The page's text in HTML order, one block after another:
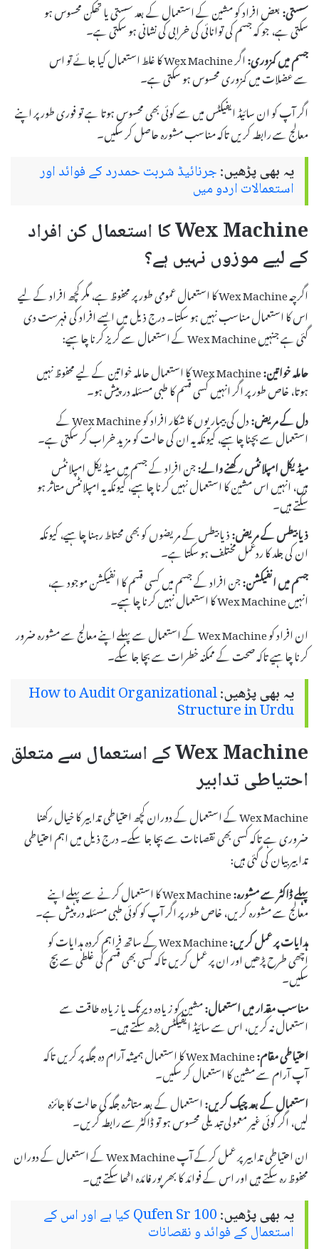
سستی:بعض افراد کو مشین کے استعمال کے بعد سستی یا تھکن محسوس ہو
سکتی ہے، جو کہ جسم کی توانائی کی خرابی کی نشانی ہو سکتی ہے۔
جسم میں کمزوری:
اگر Wex Machine کا غلط استعمال کیا جائے تو اس
سے عضلات میں کمزوری محسوس ہو سکتی ہے۔
اگر آپ کو ان سائیڈ ایفیکٹس میں سے کوئی بھی محسوس ہوتا ہے تو فوری طور پر اپنے
معالج سے رابطہ کریں تاکہ مناسب مشورہ حاصل کر سکیں۔
یہ بھی پڑھیں:جرنائیڈ شربت حمدرد کے فوائد اور
استعمالات اردو میں
Wex Machine کا استعمال کن افراد
کے لیے موزوں نہیں ہے؟
اگرچہ Wex Machine کا استعمال عمومی طور پر محفوظ ہے، مگر کچھ افراد کے لیے
اس کا استعمال مناسب نہیں ہو سکتا۔ درج ذیل میں ایسے افراد کی فہرست دی
گئی ہے جنہیں Wex Machine کے استعمال سے گریز کرنا چاہیے:
حاملہ خواتین:
Wex Machine کا استعمال حاملہ خواتین کے لیے محفوظ نہیں
ہوتا، خاص طور پر اگر انہیں کسی قسم کا طبی مسئلہ درپیش ہو۔
دل کے مریض:
دل کی بیماریوں کا شکار افراد کو Wex Machine کے
استعمال سے بچنا چاہیے، کیونکہ یہ ان کی حالت کو مزید خراب کر سکتی ہے۔
میڈیکل امپلانٹس رکھنے والے:جن افراد کے جسم میں میڈیکل امپلانٹس
ہیں، انہیں اس مشین کا استعمال نہیں کرنا چاہیے، کیونکہ یہ امپلانٹس متاثر ہو
سکتے ہیں۔
ذیابیطس کے مریض:ذیابیطس کے مریضوں کو بھی محتاط رہنا چاہیے، کیونکہ
ان کی جلد کا ردعمل مختلف ہو سکتا ہے۔
جسم میں انفیکشن:جن افراد کے جسم میں کسی قسم کا انفیکشن موجود ہے،
انہیں Wex Machine کا استعمال نہیں کرنا چاہیے۔
ان افراد کو Wex Machine کے استعمال سے پہلے اپنے معالج سے مشورہ ضرور
کرنا چاہیے تاکہ صحت کے ممکنہ خطرات سے بچا جا سکے۔
یہ بھی پڑھیں:How to Audit Organizational
Structure in Urdu
Wex Machine کے استعمال سے متعلق
احتیاطی تدابیر
Wex Machine کے استعمال کے دوران کچھ احتیاطی تدابیر کا خیال رکھنا
ضروری ہے تاکہ کسی بھی نقصانات سے بچا جا سکے۔ درج ذیل میں اہم احتیاطی
تدابیر بیان کی گئی ہیں:
پہلے ڈاکٹر سے مشورہ:
Wex Machine کا استعمال کرنے سے پہلے اپنے
معالج سے مشورہ کریں، خاص طور پر اگر آپ کو کوئی طبی مسئلہ درپیش ہے۔
ہدایات پر عمل کریں:
Wex Machine کے ساتھ فراہم کردہ ہدایات کو
اچھی طرح پڑھیں اور ان پر عمل کریں تاکہ کسی بھی قسم کی غلطی سے بچ
سکیں۔
مناسب مقدار میں استعمال:مشین کو زیادہ دیر تک یا زیادہ طاقت سے
استعمال نہ کریں، اس سے سائیڈ ایفیکٹس بڑھ سکتے ہیں۔
احتیاطی مقام:
Wex Machine کا استعمال ہمیشہ آرام دہ جگہ پر کریں تاکہ
آپ آرام سے مشین کا استعمال کر سکیں۔
استعمال کے بعد چیک کریں:استعمال کے بعد متاثرہ جگہ کی حالت کا جائزہ
لیں، اگر کوئی غیر معمولی تبدیلی محسوس ہو تو ڈاکٹر سے رابطہ کریں۔
ان احتیاطی تدابیر پر عمل کرکے آپ Wex Machine کے استعمال کے دوران
محفوظ رہ سکتے ہیں اور اس کے فوائد کا بھرپور فائدہ اٹھا سکتے ہیں۔
یہ بھی پڑھیں: Qufen Sr 100 کیا ہے اور اس کے
استعمال کے فوائد و نقصانات